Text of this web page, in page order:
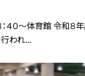
：４０～体育館 令和
われ...